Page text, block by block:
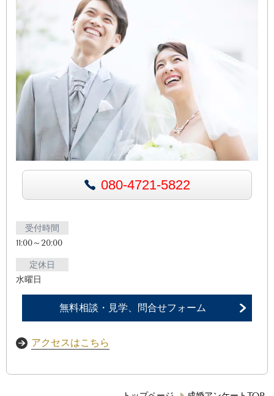
080-4721-5822
受付時間
11:00～20:00
定休日
水曜日
無料相談・見学、問合せフォーム
アクセスはこちら